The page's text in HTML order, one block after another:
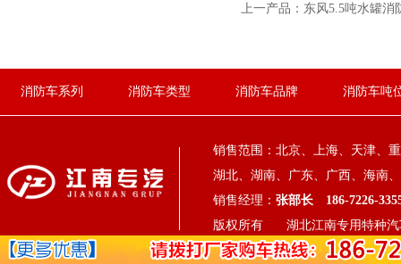
上一产品： 东风5.5吨水罐消
消防车系列 消防车类型 消防车品牌 消防车吨
销售范围：北京、上海、天津、
湖北、湖南、广东、广西、海南
销售经理： 张部长 186-7226-
版权所有 湖北江南专用特种